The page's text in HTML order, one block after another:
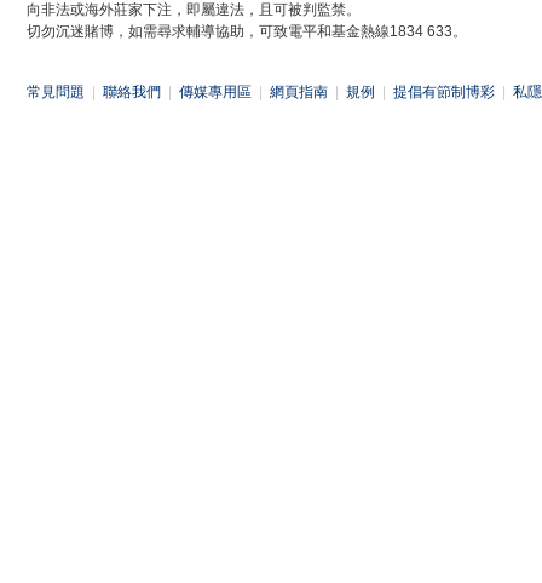
向非法或海外莊家下注，即屬違法，且可被判監禁。
切勿沉迷賭博，如需尋求輔導協助，可致電平和基金熱線1834 633。
常見問題 聯絡我們 傳媒專用區 網頁指南 規例 提倡有節制博彩 私